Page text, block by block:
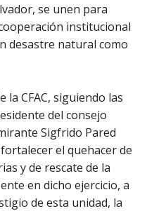
se unen para
institucional
desastre natural como
la CFAC, siguiendo las
del consejo
Sigfrido Pared
el quehacer de
y de rescate de la
en dicho ejercicio, a
de esta unidad, la